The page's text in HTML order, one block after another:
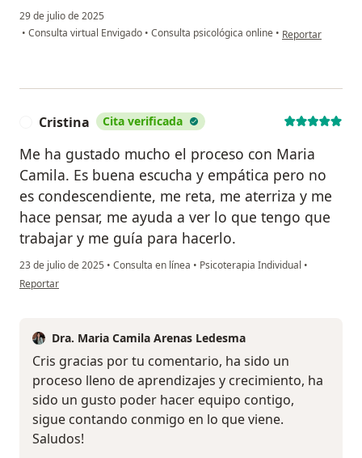
29 de julio de 2025
• Consulta virtual Envigado • Consulta psicológica online • en opinión del
Reportar
Cristina Cita verificada
Me ha gustado mucho el proceso con Maria
Camila. Es buena escucha y empática pero no
es condescendiente, me reta, me aterriza y me
hace pensar, me ayuda a ver lo que tengo que
trabajar y me guía para hacerlo.
23 de julio de 2025 • Consulta en línea • Psicoterapia Individual •
en opinión del usuario Cristina
Reportar
Dra. Maria Camila Arenas Ledesma
Cris gracias por tu comentario, ha sido un
proceso lleno de aprendizajes y crecimiento, ha
sido un gusto poder hacer equipo contigo,
sigue contando conmigo en lo que viene.
Saludos!